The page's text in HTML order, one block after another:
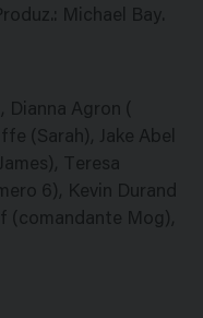
Michael Bay.
Dianna Agron (
(Sarah), Jake Abel
Teresa
6), Kevin Durand
(comandante Mog),